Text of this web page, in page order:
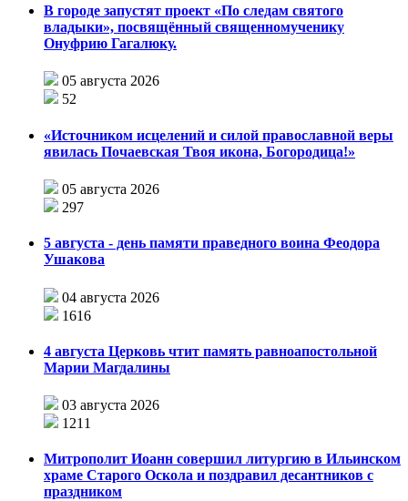
В городе запустят проект «По следам святого
владыки», посвящённый священномученику
Онуфрию Гагалюку.
05 августа 2026
52
«Источником исцелений и силой православной веры
явилась Почаевская Твоя икона, Богородица!»
05 августа 2026
297
5 августа - день памяти праведного воина Феодора
Ушакова
04 августа 2026
1616
4 августа Церковь чтит память равноапостольной
Марии Магдалины
03 августа 2026
1211
Митрополит Иоанн совершил литургию в Ильинском
храме Старого Оскола и поздравил десантников с
праздником